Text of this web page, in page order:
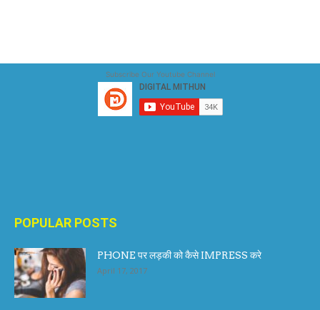
Subscribe Our Youtube Channel
POPULAR POSTS
PHONE पर लड़की को कैसे IMPRESS करे
April 17, 2017